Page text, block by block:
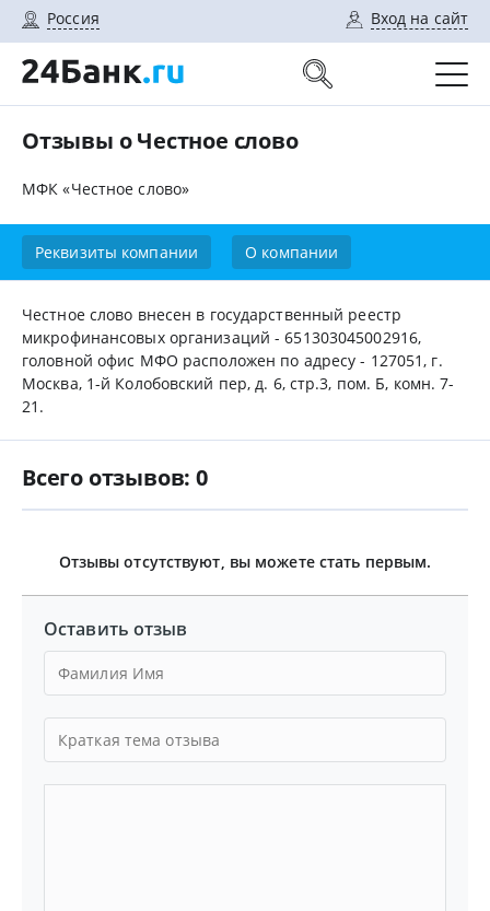
Россия Вход на сайт
Отзывы о Честное слово
МФК «Честное слово»
Реквизиты компании О компании
Честное слово внесен в государственный реестр
микрофинансовых организаций - 651303045002916,
головной офис МФО расположен по адресу - 127051, г.
Москва, 1-й Колобовский пер, д. 6, стр.3, пом. Б, комн. 7-
21.
Всего отзывов: 0
Отзывы отсутствуют, вы можете стать первым.
Оставить отзыв